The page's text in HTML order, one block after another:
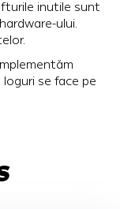
inutile sunt
ului.
se face pe